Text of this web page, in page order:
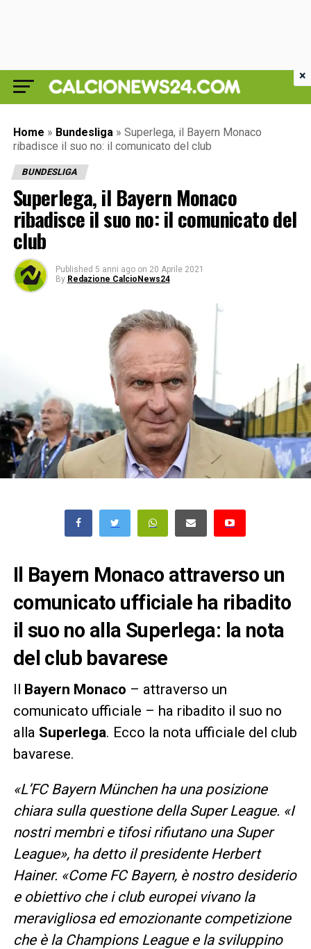
Home » Bundesliga » Superlega, il Bayern Monaco
ribadisce il suo no: il comunicato del club
BUNDESLIGA
Superlega, il Bayern Monaco
ribadisce il suo no: il comunicato del
club
Published 5 anni ago on 20 Aprile 2021
By Redazione CalcioNews24
Il Bayern Monaco attraverso un
comunicato ufficiale ha ribadito
il suo no alla Superlega: la nota
del club bavarese
Il Bayern Monaco – attraverso un
comunicato ufficiale – ha ribadito il suo no
alla Superlega. Ecco la nota ufficiale del club
bavarese.
«L’FC Bayern München ha una posizione
chiara sulla questione della Super League. «I
nostri membri e tifosi rifiutano una Super
League», ha detto il presidente Herbert
Hainer. «Come FC Bayern, è nostro desiderio
e obiettivo che i club europei vivano la
meravigliosa ed emozionante competizione
che è la Champions League e la sviluppino
×